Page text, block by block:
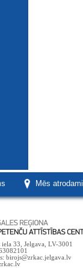
Mēs
iela 33, Jelgava, LV-3001
birojs@zrkac.jelgava.lv